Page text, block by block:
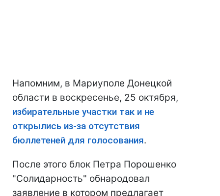
Напомним, в Мариуполе Донецкой
области в воскресенье, 25 октября,
избирательные участки так и не
открылись из-за отсутствия
бюллетеней для голосования.
После этого блок Петра Порошенко
"Солидарность" обнародовал
заявление в котором предлагает